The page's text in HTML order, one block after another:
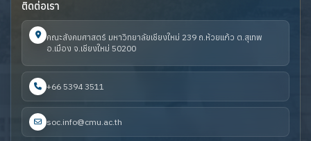
ติดต่อเรา
คณะสังคมศาสตร์ มหาวิทยาลัยเชียงใหม่ 239 ถ.ห้วยแก้ว ต.สุเทพ
อ.เมือง จ.เชียงใหม่ 50200
+66 5394 3511
soc.info@cmu.ac.th